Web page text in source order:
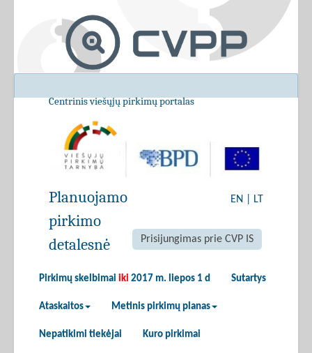
Centrinis viešųjų pirkimų portalas
EN LT
Prisijungimas prie CVP IS
Pirkimų skelbimai iki 2017 m. liepos 1 d Sutartys
Ataskaitos Metinis pirkimų planas
Nepatikimi tiekėjai Kuro pirkimai
Planuojamo
pirkimo
detalesnė